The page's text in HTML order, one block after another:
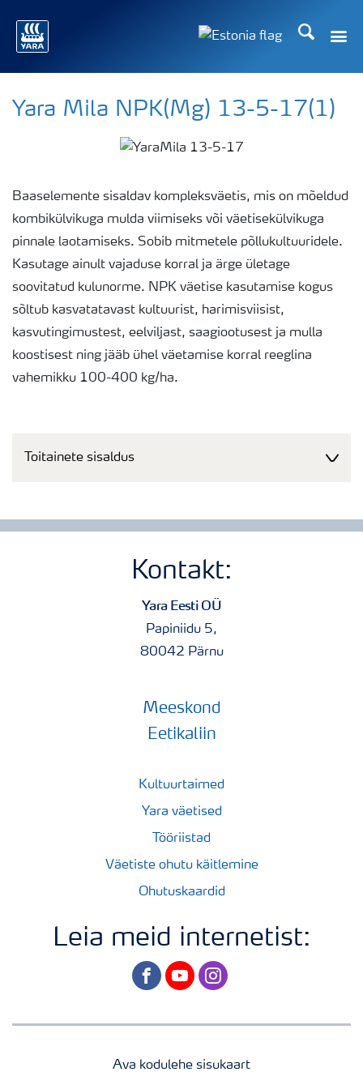
Otsi
Yara Mila NPK(Mg) 13-5-17(1)
Baaselemente sisaldav kompleksväetis, mis on mõeldud
kombikülvikuga mulda viimiseks või väetisekülvikuga
pinnale laotamiseks. Sobib mitmetele põllukultuuridele.
Kasutage ainult vajaduse korral ja ärge ületage
soovitatud kulunorme. NPK väetise kasutamise kogus
sõltub kasvatatavast kultuurist, harimisviisist,
kasvutingimustest, eelviljast, saagiootusest ja mulla
koostisest ning jääb ühel väetamise korral reeglina
vahemikku 100-400 kg/ha.
Toitainete sisaldus
Kontakt:
Yara Eesti OÜ
Papiniidu 5,
80042 Pärnu
Meeskond
Eetikaliin
Kultuurtaimed
Yara väetised
Tööriistad
Väetiste ohutu käitlemine
Ohutuskaardid
Leia meid internetist:
facebookyoutubeinstagram
Ava kodulehe sisukaart